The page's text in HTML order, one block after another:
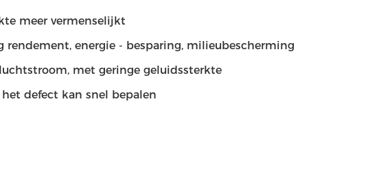
meer vermenselijkt
energie - besparing, milieubescherming
met geringe geluidssterkte
defect kan snel bepalen